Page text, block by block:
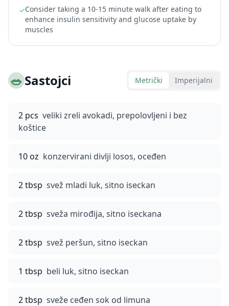
✓Consider taking a 10-15 minute walk after eating to
enhance insulin sensitivity and glucose uptake by
muscles
🥗Sastojci Metrički Imperijalni
2 pcs veliki zreli avokadi, prepolovljeni i bez
koštice
10 oz konzervirani divlji losos, oceđen
2 tbsp svež mladi luk, sitno iseckan
2 tbsp sveža mirođija, sitno iseckana
2 tbsp svež peršun, sitno iseckan
1 tbsp beli luk, sitno iseckan
2 tbsp sveže ceđen sok od limuna